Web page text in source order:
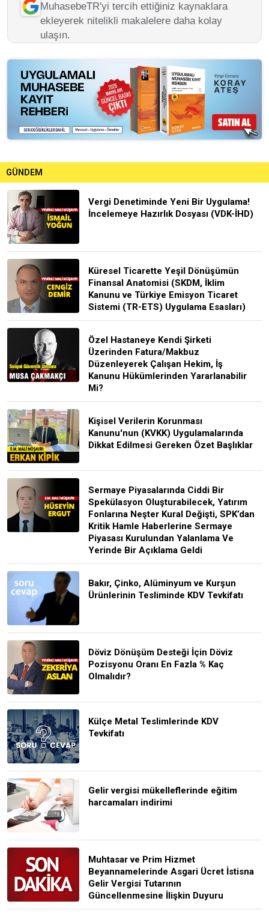
MuhasebeTR'yi tercih ettiğiniz kaynaklara
ekleyerek nitelikli makalelere daha kolay
ulaşın.
GÜNDEM
Vergi Denetiminde Yeni Bir Uygulama!
İncelemeye Hazırlık Dosyası (VDK-İHD)
Küresel Ticarette Yeşil Dönüşümün
Finansal Anatomisi (SKDM, İklim
Kanunu ve Türkiye Emisyon Ticaret
Sistemi (TR-ETS) Uygulama Esasları)
Özel Hastaneye Kendi Şirketi
Üzerinden Fatura/Makbuz
Düzenleyerek Çalışan Hekim, İş
Kanunu Hükümlerinden Yararlanabilir
Mi?
Kişisel Verilerin Korunması
Kanunu'nun (KVKK) Uygulamalarında
Dikkat Edilmesi Gereken Özet Başlıklar
Sermaye Piyasalarında Ciddi Bir
Spekülasyon Oluşturabilecek, Yatırım
Fonlarına Neşter Kural Değişti, SPK’dan
Kritik Hamle Haberlerine Sermaye
Piyasası Kurulundan Yalanlama Ve
Yerinde Bir Açıklama Geldi
Bakır, Çinko, Alüminyum ve Kurşun
Ürünlerinin Tesliminde KDV Tevkifatı
Döviz Dönüşüm Desteği İçin Döviz
Pozisyonu Oranı En Fazla % Kaç
Olmalıdır?
Külçe Metal Teslimlerinde KDV
Tevkifatı
Gelir vergisi mükelleflerinde eğitim
harcamaları indirimi
Muhtasar ve Prim Hizmet
Beyannamelerinde Asgari Ücret İstisna
Gelir Vergisi Tutarının
Güncellenmesine İlişkin Duyuru